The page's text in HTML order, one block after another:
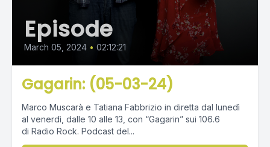
Episode
March 05, 2024 • 02:12:21
Gagarin: (05-03-24)
Marco Muscarà e Tatiana Fabbrizio in diretta dal lunedì
al venerdì, dalle 10 alle 13, con “Gagarin” sui 106.6
di Radio Rock. Podcast del...